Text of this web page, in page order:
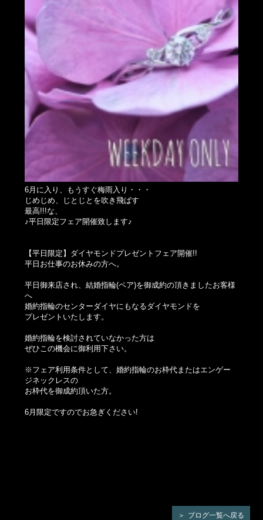
6月に入り、もうすぐ梅雨入り・・・
じめじめ、じとじとを吹き飛ばす
最高!!!な、
♪平日限定フェア開催致します♪
【平日限定】ダイヤモンドプレゼントフェア開催!!
平日お仕事のお休みの方へ。
平日御来店され、結婚指輪(ペア)を御成約の頂きましたお客様
へ
婚約指輪のセンターダイヤにもなるダイヤモンドを
プレゼントいたします。
婚約指輪を検討されていなかった方は
ぜひこの機会に御利用下さい。
※フェア利用条件として、婚約指輪のお枠代またはエンゲー
ジネックレスの
お枠代を御成約頂いた方。
6月限定ですのでお急ぎください!
ブログ一覧へ戻る